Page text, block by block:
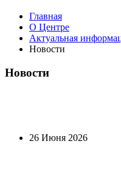
Главная
О Центре
Актуальная
Новости
Новости
26 Июня 2026